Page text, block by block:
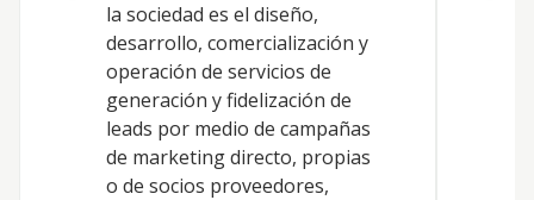
la sociedad es el diseño,
desarrollo, comercialización y
operación de servicios de
generación y fidelización de
leads por medio de campañas
de marketing directo, propias
o de socios proveedores,